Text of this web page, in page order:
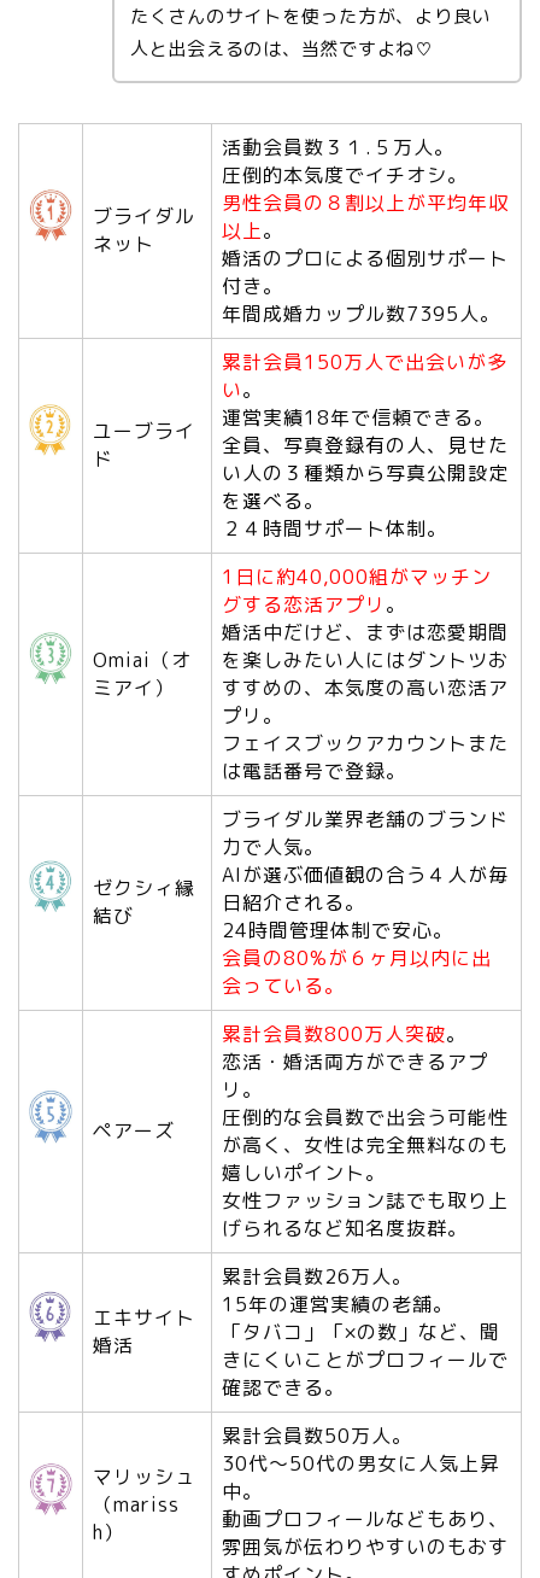
たくさんのサイトを使った方が、より良い
人と出会えるのは、当然ですよね♡
ブライダル
ネット
活動会員数３１.５万人。
圧倒的本気度でイチオシ。
男性会員の８割以上が平均年収
以上。
婚活のプロによる個別サポート
付き。
年間成婚カップル数7395人。
ユーブライ
ド
累計会員150万人で出会いが多
い。
運営実績18年で信頼できる。
全員、写真登録有の人、見せた
い人の３種類から写真公開設定
を選べる。
２４時間サポート体制。
Omiai（オ
ミアイ）
1日に約40,000組がマッチン
グする恋活アプリ 。
婚活中だけど、まずは恋愛期間
を楽しみたい人にはダントツお
すすめの、本気度の高い恋活ア
プリ。
フェイスブックアカウントまた
は電話番号で登録。
ゼクシィ縁
結び
ブライダル業界老舗のブランド
力で人気。
AIが選ぶ価値観の合う４人が毎
日紹介される。
24時間管理体制で安心。
会員の80%が６ヶ月以内に出
会っている。
ペアーズ
累計会員数800万人突破。
恋活・婚活両方ができるアプ
リ。
圧倒的な会員数で出会う可能性
が高く、女性は完全無料なのも
嬉しいポイント。
女性ファッション誌でも取り上
げられるなど知名度抜群。
エキサイト
婚活
累計会員数26万人。
15年の運営実績の老舗。
「タバコ」「×の数」など、聞
きにくいことがプロフィールで
確認できる。
マリッシュ
（mariss
h）
累計会員数50万人。
30代〜50代の男女に人気上昇
中。
動画プロフィールなどもあり、
雰囲気が伝わりやすいのもおす